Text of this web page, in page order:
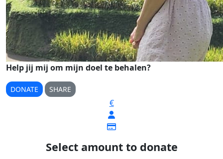
Help jij mij om mijn doel te behalen?
DONATE SHARE
€
Select amount to donate